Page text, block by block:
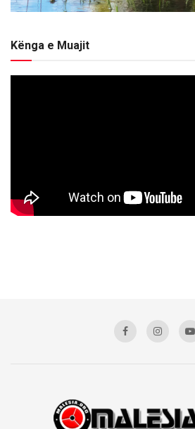
Kënga e Muajit